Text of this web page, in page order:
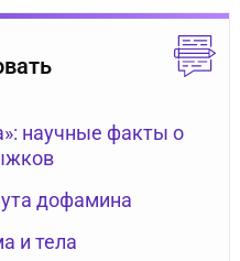
научные факты о
дофамина
и тела